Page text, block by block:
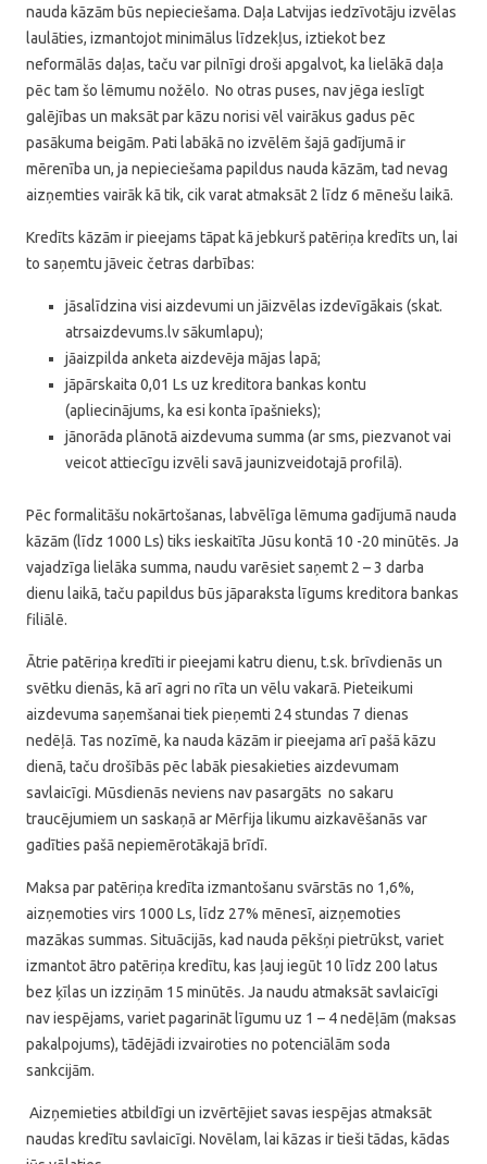
nauda kāzām būs nepieciešama. Daļa Latvijas iedzīvotāju izvēlas
laulāties, izmantojot minimālus līdzekļus, iztiekot bez
neformālās daļas, taču var pilnīgi droši apgalvot, ka lielākā daļa
pēc tam šo lēmumu nožēlo. No otras puses, nav jēga ieslīgt
galējības un maksāt par kāzu norisi vēl vairākus gadus pēc
pasākuma beigām. Pati labākā no izvēlēm šajā gadījumā ir
mērenība un, ja nepieciešama papildus nauda kāzām, tad nevag
aizņemties vairāk kā tik, cik varat atmaksāt 2 līdz 6 mēnešu laikā.
Kredīts kāzām ir pieejams tāpat kā jebkurš patēriņa kredīts un, lai
to saņemtu jāveic četras darbības:
jāsalīdzina visi aizdevumi un jāizvēlas izdevīgākais (skat.
atrsaizdevums.lv sākumlapu);
jāaizpilda anketa aizdevēja mājas lapā;
jāpārskaita 0,01 Ls uz kreditora bankas kontu
(apliecinājums, ka esi konta īpašnieks);
jānorāda plānotā aizdevuma summa (ar sms, piezvanot vai
veicot attiecīgu izvēli savā jaunizveidotajā profilā).
Pēc formalitāšu nokārtošanas, labvēlīga lēmuma gadījumā nauda
kāzām (līdz 1000 Ls) tiks ieskaitīta Jūsu kontā 10 -20 minūtēs. Ja
vajadzīga lielāka summa, naudu varēsiet saņemt 2 – 3 darba
dienu laikā, taču papildus būs jāparaksta līgums kreditora bankas
filiālē.
Ātrie patēriņa kredīti ir pieejami katru dienu, t.sk. brīvdienās un
svētku dienās, kā arī agri no rīta un vēlu vakarā. Pieteikumi
aizdevuma saņemšanai tiek pieņemti 24 stundas 7 dienas
nedēļā. Tas nozīmē, ka nauda kāzām ir pieejama arī pašā kāzu
dienā, taču drošībās pēc labāk piesakieties aizdevumam
savlaicīgi. Mūsdienās neviens nav pasargāts no sakaru
traucējumiem un saskaņā ar Mērfija likumu aizkavēšanās var
gadīties pašā nepiemērotākajā brīdī.
Maksa par patēriņa kredīta izmantošanu svārstās no 1,6%,
aizņemoties virs 1000 Ls, līdz 27% mēnesī, aizņemoties
mazākas summas. Situācijās, kad nauda pēkšņi pietrūkst, variet
izmantot ātro patēriņa kredītu, kas ļauj iegūt 10 līdz 200 latus
bez ķīlas un izziņām 15 minūtēs. Ja naudu atmaksāt savlaicīgi
nav iespējams, variet pagarināt līgumu uz 1 – 4 nedēļām (maksas
pakalpojums), tādējādi izvairoties no potenciālām soda
sankcijām.
Aizņemieties atbildīgi un izvērtējiet savas iespējas atmaksāt
naudas kredītu savlaicīgi. Novēlam, lai kāzas ir tieši tādas, kādas